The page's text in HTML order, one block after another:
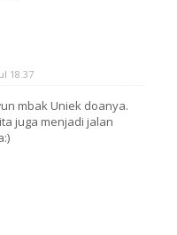
18.37
mbak Uniek doanya.
juga menjadi jalan